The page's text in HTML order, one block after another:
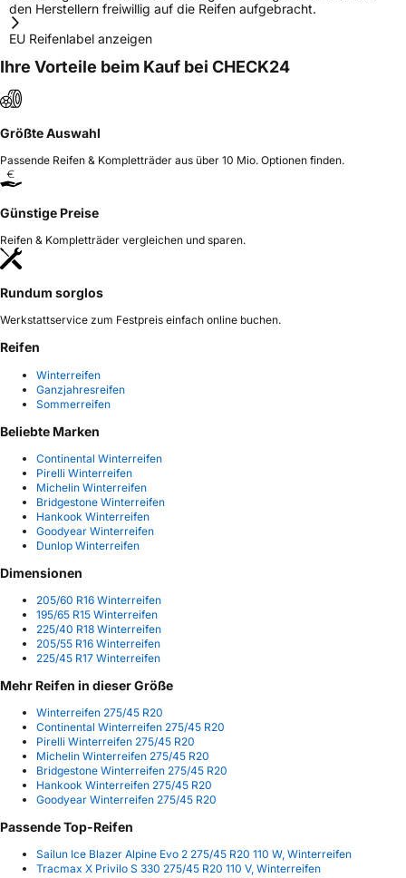
den Herstellern freiwillig auf die Reifen aufgebracht.
EU Reifenlabel anzeigen
Ihre Vorteile beim Kauf bei CHECK24
Größte Auswahl
Passende Reifen & Kompletträder aus über 10 Mio. Optionen finden.
Günstige Preise
Reifen & Kompletträder vergleichen und sparen.
Rundum sorglos
Werkstattservice zum Festpreis einfach online buchen.
Reifen
Winterreifen
Ganzjahresreifen
Sommerreifen
Beliebte Marken
Continental Winterreifen
Pirelli Winterreifen
Michelin Winterreifen
Bridgestone Winterreifen
Hankook Winterreifen
Goodyear Winterreifen
Dunlop Winterreifen
Dimensionen
205/60 R16 Winterreifen
195/65 R15 Winterreifen
225/40 R18 Winterreifen
205/55 R16 Winterreifen
225/45 R17 Winterreifen
Mehr Reifen in dieser Größe
Winterreifen 275/45 R20
Continental Winterreifen 275/45 R20
Pirelli Winterreifen 275/45 R20
Michelin Winterreifen 275/45 R20
Bridgestone Winterreifen 275/45 R20
Hankook Winterreifen 275/45 R20
Goodyear Winterreifen 275/45 R20
Passende Top-Reifen
Sailun Ice Blazer Alpine Evo 2 275/45 R20 110 W, Winterreifen
Tracmax X Privilo S 330 275/45 R20 110 V, Winterreifen